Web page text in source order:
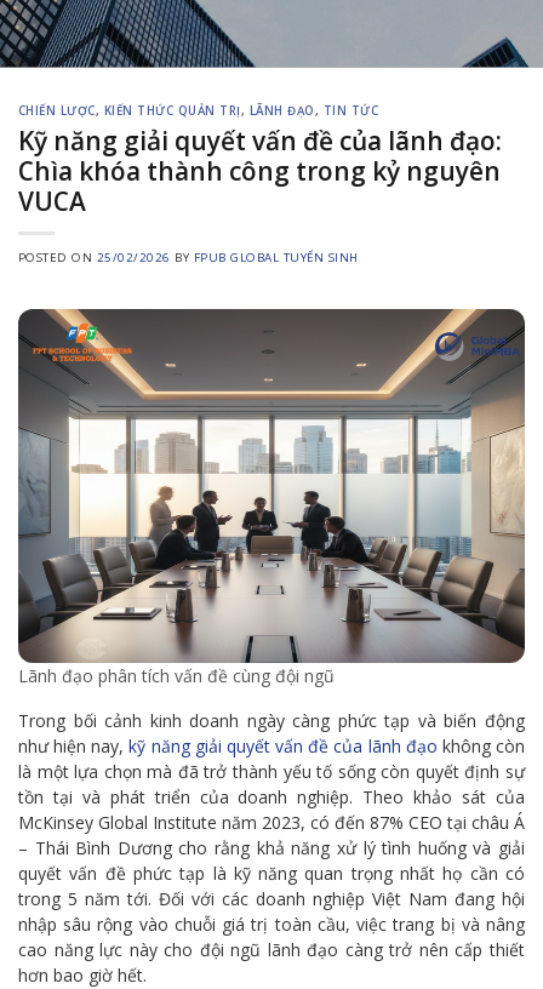
CHIẾN LƯỢC, KIẾN THỨC QUẢN TRỊ, LÃNH ĐẠO, TIN TỨC
Kỹ năng giải quyết vấn đề của lãnh đạo:
Chìa khóa thành công trong kỷ nguyên
VUCA
POSTED ON 25/02/2026 BY FPUB GLOBAL TUYỂN SINH
Lãnh đạo phân tích vấn đề cùng đội ngũ
Trong bối cảnh kinh doanh ngày càng phức tạp và biến động
như hiện nay,kỹ năng giải quyết vấn đề của lãnh đạo không còn
là một lựa chọn mà đã trở thành yếu tố sống còn quyết định sự
tồn tại và phát triển của doanh nghiệp. Theo khảo sát của
McKinsey Global Institute năm 2023, có đến 87% CEO tại châu Á
– Thái Bình Dương cho rằng khả năng xử lý tình huống và giải
quyết vấn đề phức tạp là kỹ năng quan trọng nhất họ cần có
trong 5 năm tới. Đối với các doanh nghiệp Việt Nam đang hội
nhập sâu rộng vào chuỗi giá trị toàn cầu, việc trang bị và nâng
cao năng lực này cho đội ngũ lãnh đạo càng trở nên cấp thiết
hơn bao giờ hết.